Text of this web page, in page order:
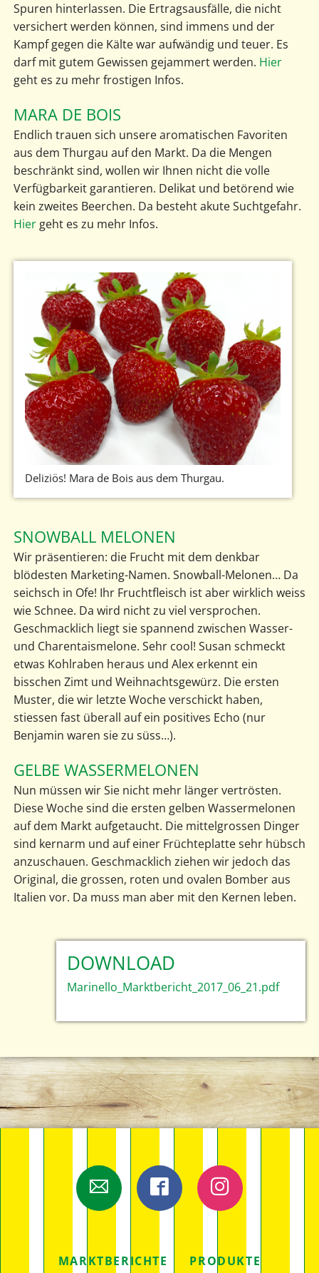
Spuren hinterlassen. Die Ertragsausfälle, die nicht
versichert werden können, sind immens und der
Kampf gegen die Kälte war aufwändig und teuer. Es
darf mit gutem Gewissen gejammert werden. Hier
geht es zu mehr frostigen Infos.
MARA DE BOIS
Endlich trauen sich unsere aromatischen Favoriten
aus dem Thurgau auf den Markt. Da die Mengen
beschränkt sind, wollen wir Ihnen nicht die volle
Verfügbarkeit garantieren. Delikat und betörend wie
kein zweites Beerchen. Da besteht akute Suchtgefahr.
Hiergeht es zu mehr Infos.
Deliziös! Mara de Bois aus dem Thurgau.
SNOWBALL MELONEN
Wir präsentieren: die Frucht mit dem denkbar
blödesten Marketing-Namen. Snowball-Melonen… Da
seichsch in Ofe! Ihr Fruchtfleisch ist aber wirklich weiss
wie Schnee. Da wird nicht zu viel versprochen.
Geschmacklich liegt sie spannend zwischen Wasser-
und Charentaismelone. Sehr cool! Susan schmeckt
etwas Kohlraben heraus und Alex erkennt ein
bisschen Zimt und Weihnachtsgewürz. Die ersten
Muster, die wir letzte Woche verschickt haben,
stiessen fast überall auf ein positives Echo (nur
Benjamin waren sie zu süss…).
GELBE WASSERMELONEN
Nun müssen wir Sie nicht mehr länger vertrösten.
Diese Woche sind die ersten gelben Wassermelonen
auf dem Markt aufgetaucht. Die mittelgrossen Dinger
sind kernarm und auf einer Früchteplatte sehr hübsch
anzuschauen. Geschmacklich ziehen wir jedoch das
Original, die grossen, roten und ovalen Bomber aus
Italien vor. Da muss man aber mit den Kernen leben.
DOWNLOAD
Marinello_Marktbericht_2017_06_21.pdf
NAVIGATION
MARKTBERICHTE PRODUKTE